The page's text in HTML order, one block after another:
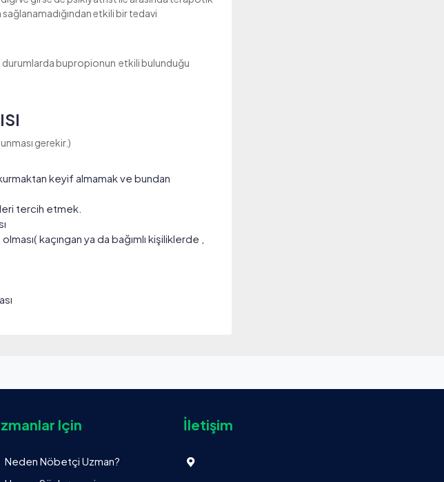
etkili bir tedavi
durumlarda bupropionun etkili bulunduğu
gerekir.)
keyif almamak ve bundan
tercih etmek.
kaçıngan ya da bağımlı kişiliklerde ,
Için
Neden Nöbetçi Uzman?
İletişim